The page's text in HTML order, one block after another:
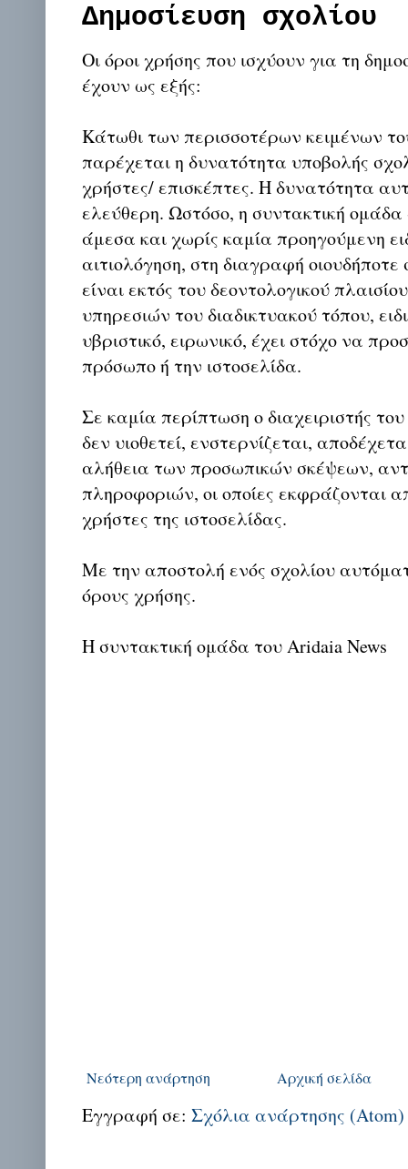
Δημοσίευση σχολίου
Οι όροι χρήσης που ισχύουν για τη
έχουν ως εξής:
Κάτωθι των περισσοτέρων κειμένων
παρέχεται η δυνατότητα υποβολής
χρήστες/ επισκέπτες. Η δυνατότητα
ελεύθερη. Ωστόσο, η συντακτική
άμεσα και χωρίς καμία προηγούμενη
αιτιολόγηση, στη διαγραφή οιουδήποτε
είναι εκτός του δεοντολογικού
υπηρεσιών του διαδικτυακού τόπου,
υβριστικό, ειρωνικό, έχει στόχο να
πρόσωπο ή την ιστοσελίδα.
Σε καμία περίπτωση ο διαχειριστής
δεν υιοθετεί, ενστερνίζεται,
αλήθεια των προσωπικών σκέψεων,
πληροφοριών, οι οποίες εκφράζονται
χρήστες της ιστοσελίδας.
Με την αποστολή ενός σχολίου
όρους χρήσης.
Η συντακτική ομάδα του Aridaia News
Νεότερη ανάρτηση Αρχική σελίδα
Εγγραφή σε: Σχόλια ανάρτησης (Atom)